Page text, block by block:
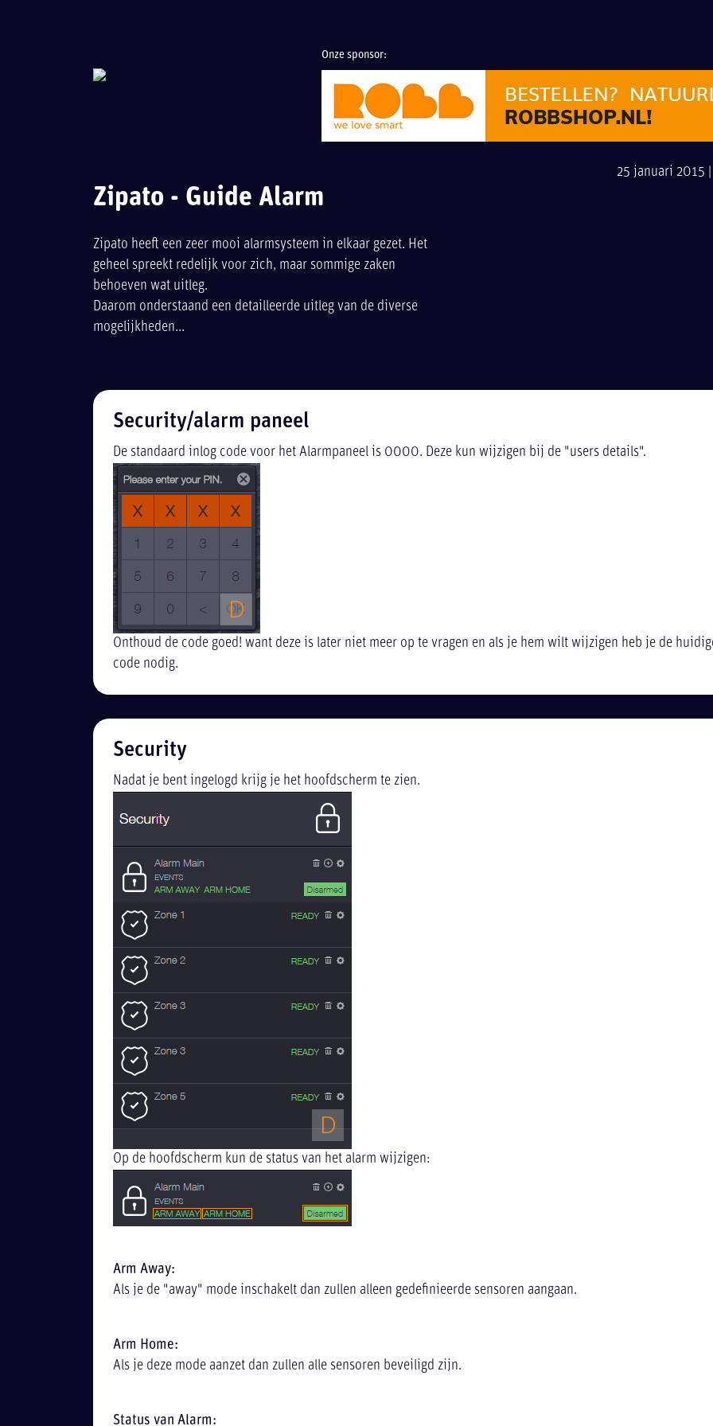
Onze sponsor:
25 januari 2015
Zipato - Guide Alarm
Zipato heeft een zeer mooi alarmsysteem in elkaar gezet. Het
geheel spreekt redelijk voor zich, maar sommige zaken
behoeven wat uitleg.
Daarom onderstaand een detailleerde uitleg van de diverse
mogelijkheden...
Security/alarm paneel
De standaard inlog code voor het Alarmpaneel is 0000. Deze kun wijzigen bij de "users details".
Onthoud de code goed! want deze is later niet meer op te vragen en als je hem wilt wijzigen heb je de
code nodig.
Security
Nadat je bent ingelogd krijg je het hoofdscherm te zien.
Op de hoofdscherm kun de status van het alarm wijzigen:
Arm Away:
Als je de "away" mode inschakelt dan zullen alleen gedefinieerde sensoren aangaan.
Arm Home:
Als je deze mode aanzet dan zullen alle sensoren beveiligd zijn.
Status van Alarm: